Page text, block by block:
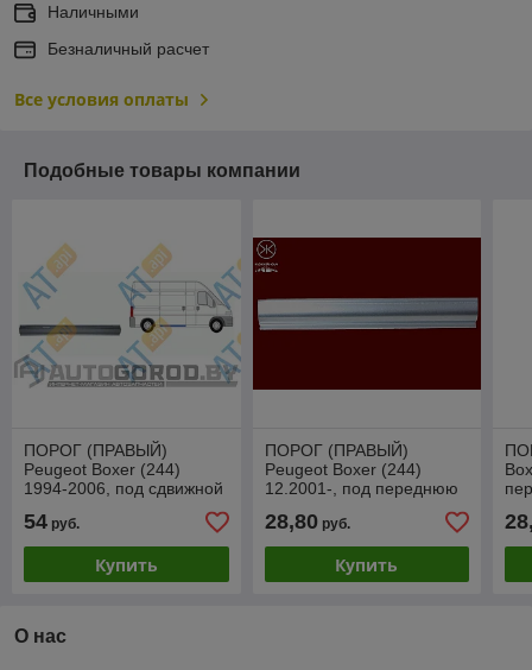
Наличными
Безналичный расчет
Все условия оплаты
Подобные товары компании
ПОРОГ (ПРАВЫЙ)
Peugeot Boxer (244)
1994-2006, под сдвижной
54 руб.
Купить
ПОРОГ (ПРАВЫЙ)
Peugeot Boxer (244)
12.2001-, под переднюю
28,80руб.
Купить
О нас